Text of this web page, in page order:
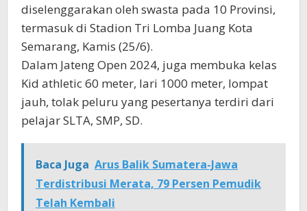
diselenggarakan oleh swasta pada 10 Provinsi,
termasuk di Stadion Tri Lomba Juang Kota
Semarang, Kamis (25/6).
Dalam Jateng Open 2024, juga membuka kelas
Kid athletic 60 meter, lari 1000 meter, lompat
jauh, tolak peluru yang pesertanya terdiri dari
pelajar SLTA, SMP, SD.
Baca Juga Arus Balik Sumatera-Jawa
Terdistribusi Merata, 79 Persen Pemudik
Telah Kembali